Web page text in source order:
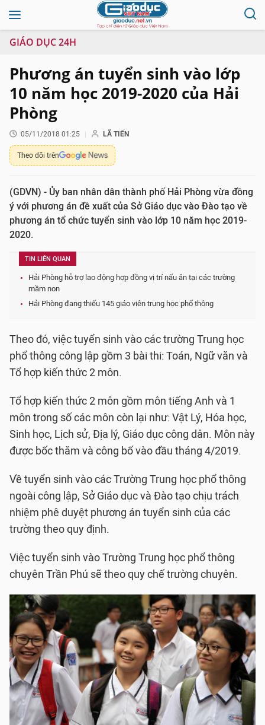
GIÁO DỤC 24H
Phương án tuyển sinh vào lớp
10 năm học 2019-2020 của Hải
Phòng
05/11/2018 01:25 LÃ TIẾN
Theo dõi trên
(GDVN) - Ủy ban nhân dân thành phố Hải Phòng vừa đồng
ý với phương án đề xuất của Sở Giáo dục vào Đào tạo về
phương án tổ chức tuyển sinh vào lớp 10 năm học 2019-
2020.
TIN LIÊN QUAN
Hải Phòng hỗ trợ lao động hợp đồng vị trí nấu ăn tại các trường
mầm non
Hải Phòng đang thiếu 145 giáo viên trung học phổ thông
Theo đó, việc tuyển sinh vào các trường Trung học
phổ thông công lập gồm 3 bài thi: Toán, Ngữ văn và
Tổ hợp kiến thức 2 môn.
Tổ hợp kiến thức 2 môn gồm môn tiếng Anh và 1
môn trong số các môn còn lại như: Vật Lý, Hóa học,
Sinh học, Lịch sử, Địa lý, Giáo dục công dân. Môn này
được bốc thăm và công bố vào đầu tháng 4/2019.
Về tuyển sinh vào các Trường Trung học phổ thông
ngoài công lập, Sở Giáo dục và Đào tạo chịu trách
nhiệm phê duyệt phương án tuyển sinh của các
trường theo quy định.
Việc tuyển sinh vào Trường Trung học phổ thông
chuyên Trần Phú sẽ theo quy chế trường chuyên.